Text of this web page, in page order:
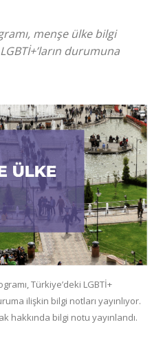
menşe ülke bilgi
durumuna
Türkiye’deki LGBTİ+
ilişkin bilgi notları yayınlıyor.
hakkında bilgi notu yayınlandı.